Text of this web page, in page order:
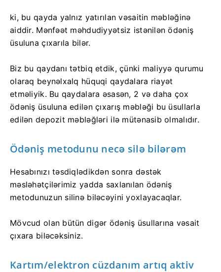
ki, bu qayda yalnız yatırılan vəsaitin məbləğinə
aiddir. Mənfəət məhdudiyyətsiz istənilən ödəniş
üsuluna çıxarıla bilər.
Biz bu qaydanı tətbiq etdik, çünki maliyyə qurumu
olaraq beynəlxalq hüquqi qaydalara riayət
etməliyik. Bu qaydalara əsasən, 2 və daha çox
ödəniş üsuluna edilən çıxarış məbləği bu üsullarla
edilən depozit məbləğləri ilə mütənasib olmalıdır.
Ödəniş metodunu necə silə bilərəm
Hesabınızı təsdiqlədikdən sonra dəstək
məsləhətçilərimiz yadda saxlanılan ödəniş
metodunuzun silinə biləcəyini yoxlayacaqlar.
Mövcud olan bütün digər ödəniş üsullarına vəsait
çıxara biləcəksiniz.
Kartım/elektron cüzdanım artıq aktiv